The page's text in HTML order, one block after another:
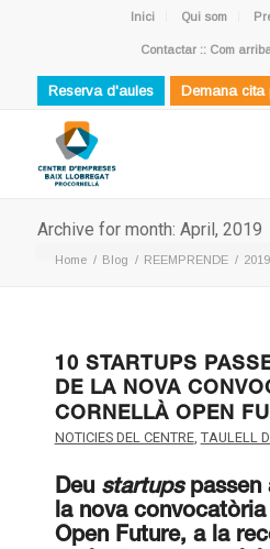
Inici Qui som
Contactar :: Com
Reserva d'aules Demana cita
Archive for month: April, 2019
Home / Blog / REEMPRENDE / 2019
10 STARTUPS
DE LA NOVA
CORNELLÀ OPEN
NOTICIES DEL CENTRE, TAULELL
Deu startupspassen
la nova
Open Future, a la